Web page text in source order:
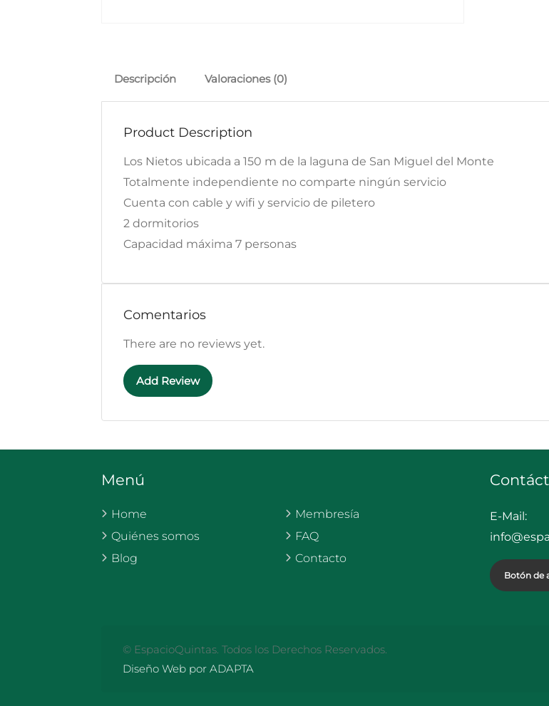
Descripción Valoraciones (0)
Product Description
Los Nietos ubicada a 150 m de la laguna de San Miguel del Monte
Totalmente independiente no comparte ningún servicio
Cuenta con cable y wifi y servicio de piletero
2 dormitorios
Capacidad máxima 7 personas
Comentarios
There are no reviews yet.
Add Review
Menú
Home
Quiénes somos
Blog
Membresía
FAQ
Contacto
E-Mail:
Botón de
© EspacioQuintas. Todos los Derechos Reservados.
Diseño Web por ADAPTA